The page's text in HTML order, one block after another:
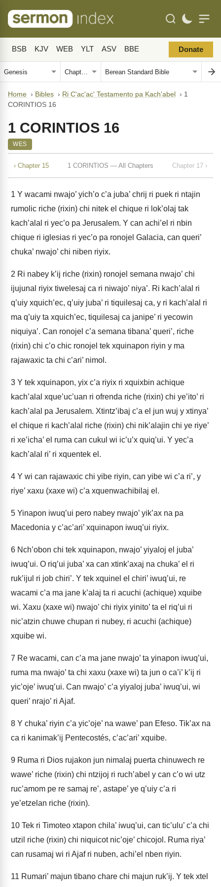
BSB KJV WEB YLT ASV BBE Donate
Home › Bibles › Ri C'ac'ac' Testamento pa Kach'abel › 1
CORINTIOS 16
1 CORINTIOS 16
WES
‹ Chapter 15 1 CORINTIOS — All Chapters Chapter 17 ›
1 Y wacami nwajo’ yich’o c’a juba’ chrij ri puek ri ntajin
rumolic riche (rixin) chi nitek el chique ri lok’olaj tak
kach’alal ri yec’o pa Jerusalem. Y can achi’el ri nbin
chique ri iglesias ri yec’o pa ronojel Galacia, can queri’
chuka’ nwajo’ chi niben riyix.
2 Ri nabey k’ij riche (rixin) ronojel semana nwajo’ chi
ijujunal riyix tiwelesaj ca ri niwajo’ niya’. Ri kach’alal ri
q’uiy xquich’ec, q’uiy juba’ ri tiquilesaj ca, y ri kach’alal ri
ma q’uiy ta xquich’ec, tiquilesaj ca janipe’ ri yecowin
niquiya’. Can ronojel c’a semana tibana’ queri’, riche
(rixin) chi c’o chic ronojel tek xquinapon riyin y ma
rajawaxic ta chi c’ari’ nimol.
3 Y tek xquinapon, yix c’a riyix ri xquixbin achique
kach’alal xque’uc’uan ri ofrenda riche (rixin) chi ye’ito’ ri
kach’alal pa Jerusalem. Xtintz’ibaj c’a el jun wuj y xtinya’
el chique ri kach’alal riche (rixin) chi nik’alajin chi ye riye’
ri xe’icha’ el ruma can cukul wi ic’u’x quiq’ui. Y yec’a
kach’alal ri’ ri xquentek el.
4 Y wi can rajawaxic chi yibe riyin, can yibe wi c’a ri’, y
riye’ xaxu (xaxe wi) c’a xquenwachibilaj el.
5 Yinapon iwuq’ui pero nabey nwajo’ yik’ax na pa
Macedonia y c’ac’ari’ xquinapon iwuq’ui riyix.
6 Nch’obon chi tek xquinapon, nwajo’ yiyaloj el juba’
iwuq’ui. O riq’ui juba’ xa can xtink’axaj na chuka’ el ri
ruk’ijul ri job chiri’. Y tek xquinel el chiri’ iwuq’ui, re
wacami c’a ma jane k’alaj ta ri acuchi (achique) xquibe
wi. Xaxu (xaxe wi) nwajo’ chi riyix yinito’ ta el riq’ui ri
nic’atzin chuwe chupan ri nubey, ri acuchi (achique)
xquibe wi.
7 Re wacami, can c’a ma jane nwajo’ ta yinapon iwuq’ui,
ruma ma nwajo’ ta chi xaxu (xaxe wi) ta jun o ca’i’ k’ij ri
yic’oje’ iwuq’ui. Can nwajo’ c’a yiyaloj juba’ iwuq’ui, wi
queri’ nrajo’ ri Ajaf.
8 Y chuka’ riyin c’a yic’oje’ na wawe’ pan Efeso. Tik’ax na
ca ri kanimak’ij Pentecostés, c’ac’ari’ xquibe.
9 Ruma ri Dios rujakon jun nimalaj puerta chinuwech re
wawe’ riche (rixin) chi ntzijoj ri ruch’abel y can c’o wi utz
ruc’amom pe re samaj re’, astape’ ye q’uiy c’a ri
ye’etzelan riche (rixin).
10 Tek ri Timoteo xtapon chila’ iwuq’ui, can tic’ulu’ c’a chi
utzil riche (rixin) chi niquicot nic’oje’ chicojol. Ruma riya’
can rusamaj wi ri Ajaf ri nuben, achi’el nben riyin.
11 Rumari’ majun tibano chare chi majun ruk’ij. Y tek xtel